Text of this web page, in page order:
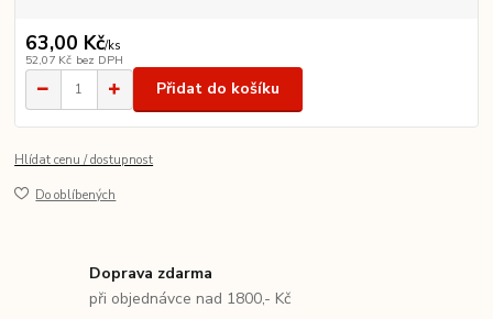
63,00 Kč/ks
52,07 Kč bez DPH
Přidat do košíku
Hlídat cenu / dostupnost
Do oblíbených
Doprava zdarma
při objednávce nad 1800,- Kč